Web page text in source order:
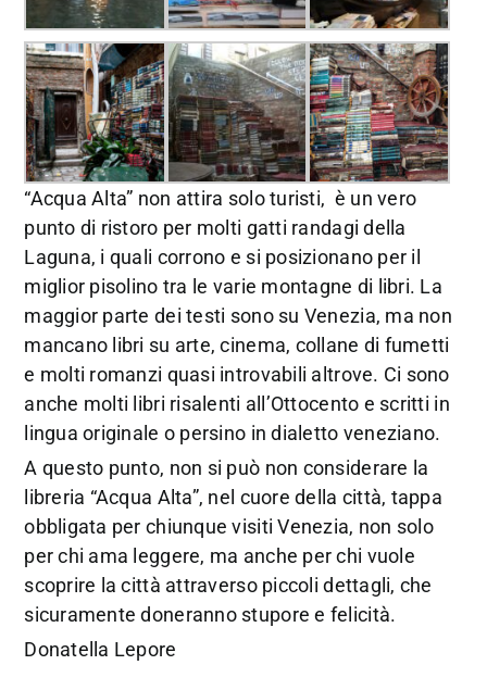
“Acqua Alta” non attira solo turisti, è un vero
punto di ristoro per molti gatti randagi della
Laguna, i quali corrono e si posizionano per il
miglior pisolino tra le varie montagne di libri. La
maggior parte dei testi sono su Venezia, ma non
mancano libri su arte, cinema, collane di fumetti
e molti romanzi quasi introvabili altrove. Ci sono
anche molti libri risalenti all’Ottocento e scritti in
lingua originale o persino in dialetto veneziano.
A questo punto, non si può non considerare la
libreria “Acqua Alta”, nel cuore della città, tappa
obbligata per chiunque visiti Venezia, non solo
per chi ama leggere, ma anche per chi vuole
scoprire la città attraverso piccoli dettagli, che
sicuramente doneranno stupore e felicità.
Donatella Lepore